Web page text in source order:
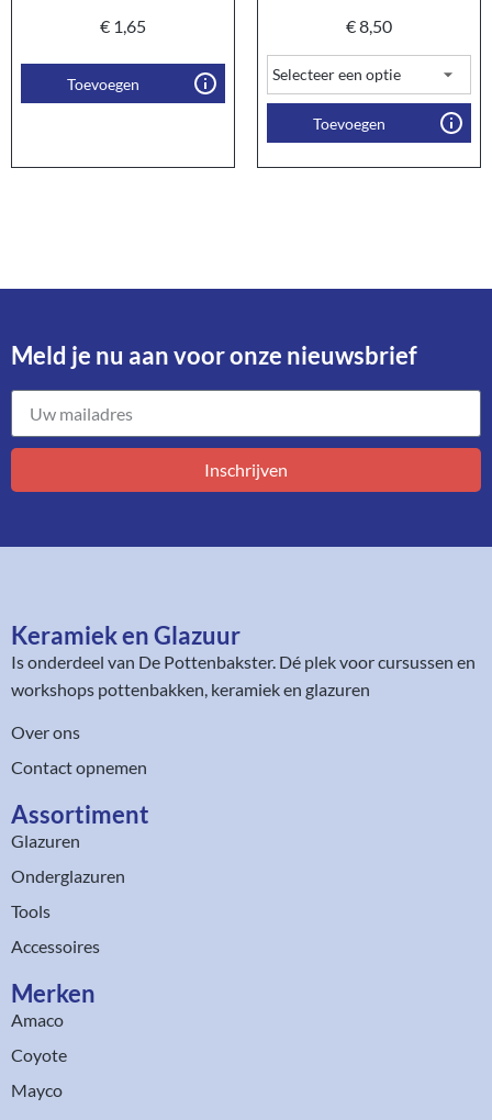
€ 1,65
Toevoegen
€8,50
Toevoegen
Meld je nu aan voor onze nieuwsbrief​
Inschrijven
Keramiek en Glazuur​
Is onderdeel van De Pottenbakster. Dé plek voor cursussen en
workshops pottenbakken, keramiek en glazuren
Over ons
Contact opnemen
Assortiment​
Glazuren
Onderglazuren
Tools
Accessoires
Merken
Amaco
Coyote
Mayco